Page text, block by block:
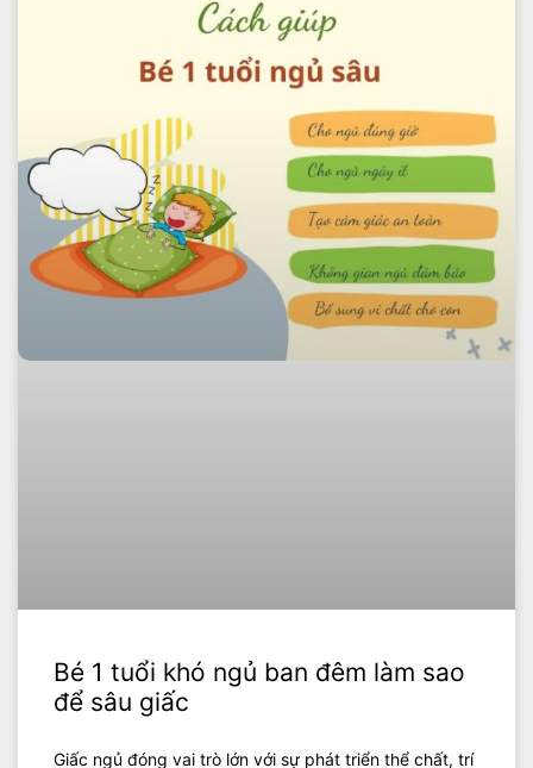
Bé 1 tuổi khó ngủ ban đêm làm sao
để sâu giấc
Giấc ngủ đóng vai trò lớn với sự phát triển thể chất, trí